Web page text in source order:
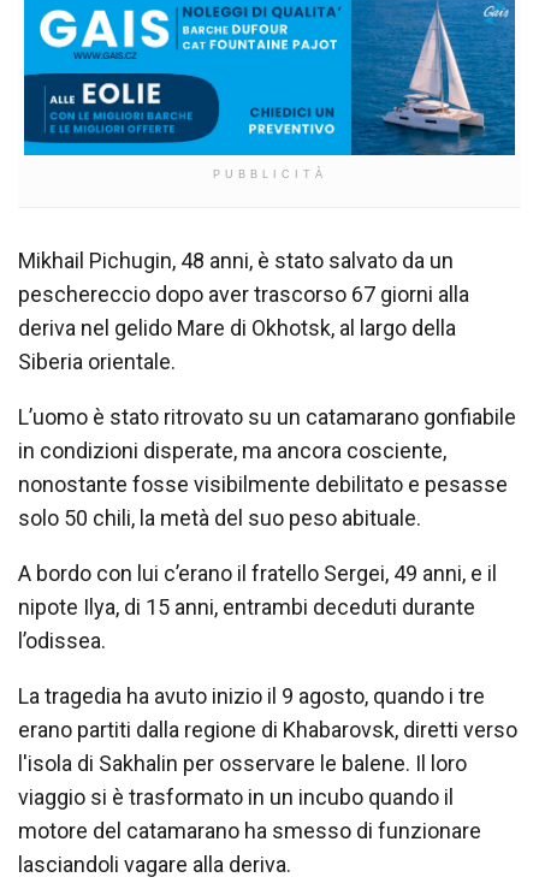
PUBBLICITÀ
Mikhail Pichugin, 48 anni, è stato salvato da un
peschereccio dopo aver trascorso 67 giorni alla
deriva nel gelido Mare di Okhotsk, al largo della
Siberia orientale.
L’uomo è stato ritrovato su un catamarano gonfiabile
in condizioni disperate, ma ancora cosciente,
nonostante fosse visibilmente debilitato e pesasse
solo 50 chili, la metà del suo peso abituale.
A bordo con lui c’erano il fratello Sergei, 49 anni, e il
nipote Ilya, di 15 anni, entrambi deceduti durante
l’odissea.
La tragedia ha avuto inizio il 9 agosto, quando i tre
erano partiti dalla regione di Khabarovsk, diretti verso
l'isola di Sakhalin per osservare le balene. Il loro
viaggio si è trasformato in un incubo quando il
motore del catamarano ha smesso di funzionare
lasciandoli vagare alla deriva.